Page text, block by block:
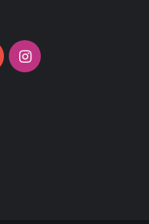
YouTubeInstagram